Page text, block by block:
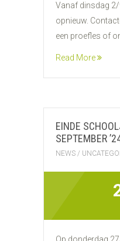
Vanaf dinsdag
opnieuw.
een proefles of
Read More
EINDE
SEPTEMBER
NEWS /